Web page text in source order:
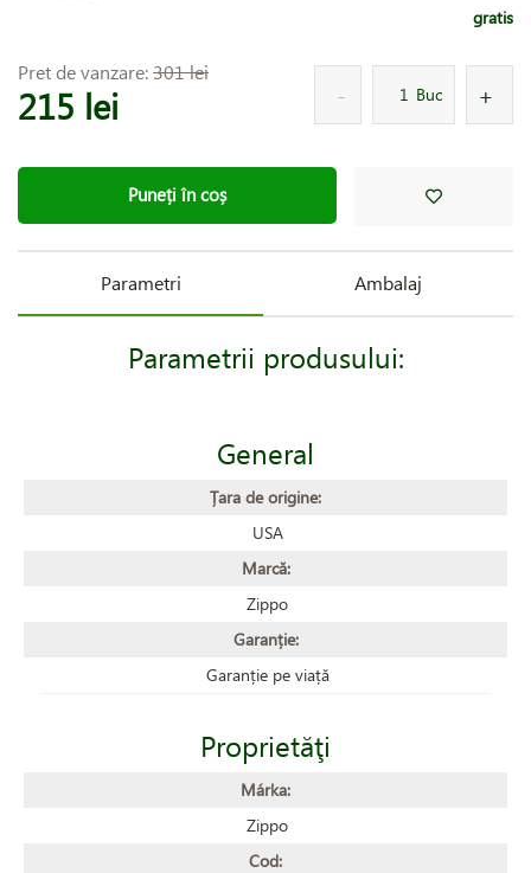
gratis
Pret de vanzare:301 lei
215 lei Buc
Puneți în coș
Parametri Ambalaj
Parametrii produsului:
General
Țara de origine:
USA
Marcă:
Zippo
Garanție:
Garanție pe viață
Proprietăţi
Márka:
Zippo
Cod: